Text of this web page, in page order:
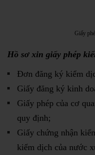
Giấy
Hồ sơ xin giấy phép
Đơn đăng ký kiểm
Giấy đăng ký kinh
Giấy phép của cơ
quy định;
Giấy chứng nhận
kiểm dịch của nước